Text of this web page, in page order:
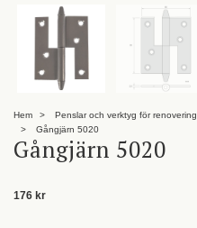
Hem Penslar och verktyg för renovering
Gångjärn 5020
Gångjärn 5020
176 kr